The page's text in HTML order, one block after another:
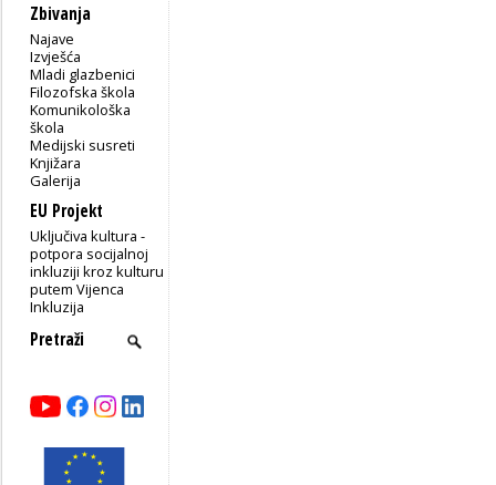
Zbivanja
Najave
Izvješća
Mladi glazbenici
Filozofska škola
Komunikološka
škola
Medijski susreti
Knjižara
Galerija
EU Projekt
Uključiva kultura -
potpora socijalnoj
inkluziji kroz kulturu
putem Vijenca
Inkluzija